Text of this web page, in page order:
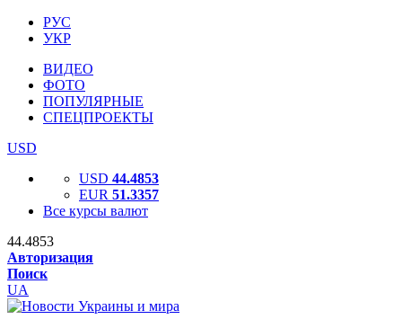
РУС
УКР
ВИДЕО
ФОТО
ПОПУЛЯРНЫЕ
СПЕЦПРОЕКТЫ
USD
USD 44.4853
EUR 51.3357
Все курсы валют
44.4853
Авторизация
Поиск
UA